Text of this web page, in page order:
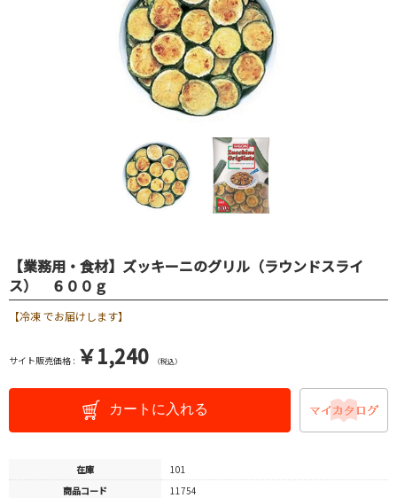
【業務用・食材】ズッキーニのグリル（ラウンドスライ
ス） ６００ｇ
【冷凍 でお届けします】
サイト販売価格 : ￥1,240 （税込）
カートに入れる
在庫
101
商品コード
11754